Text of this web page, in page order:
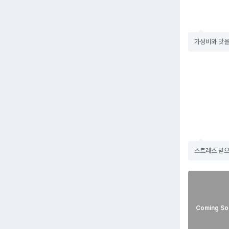
가성비와 맛
스트레스 받
Coming